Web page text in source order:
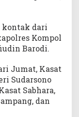
kontak dari
Kompol
Barodi.
Jumat, Kasat
Sudarsono
Sabhara,
dan